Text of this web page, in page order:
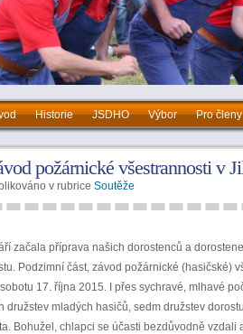
Historie JSDHO Výbor Pro členy
JSDHO Výbor Pro členy
požárnické všestrannosti v
v rubrice Soutěže
začala příprava našich dorostenců a
Podzimní část, závod požárnické (hasičské)
17. října 2015. I přes sychravé, mlhavé
družstev mladých hasičů, sedm družstev
Bohužel, chlapci se účasti bezdůvodně